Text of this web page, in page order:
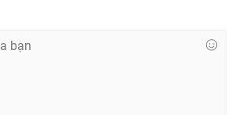
Ghi rõ nguồn VTV.vn khi phát hành lại